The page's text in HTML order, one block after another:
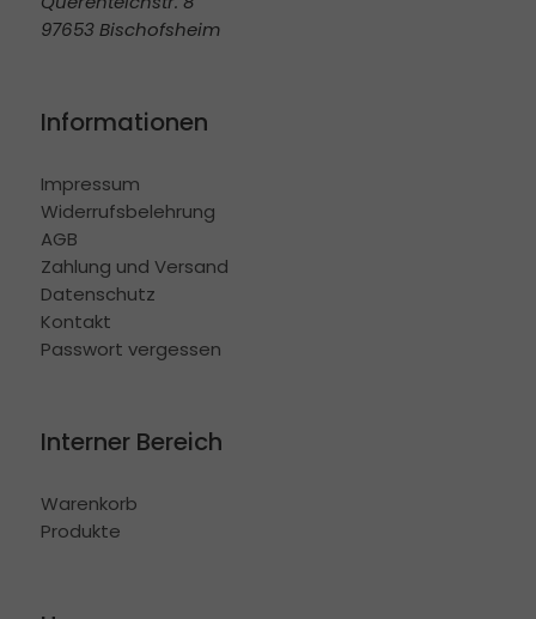
97653 Bischofsheim
Informationen
Impressum
Widerrufsbelehrung
AGB
Zahlung und Versand
Datenschutz
Kontakt
Passwort vergessen
Interner Bereich
Warenkorb
Produkte